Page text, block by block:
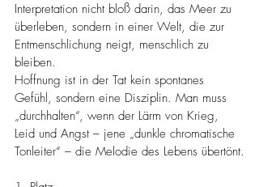
Interpretation nicht bloß darin, das Meer zu
überleben, sondern in einer Welt, die zur
Entmenschlichung neigt, menschlich zu
bleiben.
Hoffnung ist in der Tat kein spontanes
Gefühl, sondern eine Disziplin. Man muss
„durchhalten“, wenn der Lärm von Krieg,
Leid und Angst – jene „dunkle chromatische
Tonleiter“ – die Melodie des Lebens übertönt.